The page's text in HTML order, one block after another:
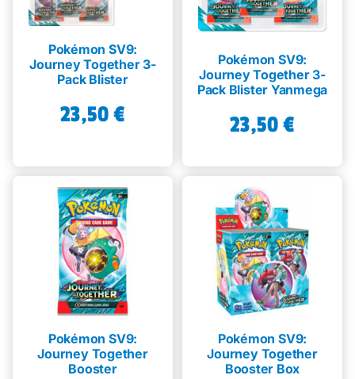
Ennakot
Greidatut kortit
Irtokortit
Greidauspalvelu
Pokémon SV9:
Journey Together 3-
Pack Blister
23,50€
Pokémon SV9:
Journey Together 3-
Pack Blister Yanmega
23,50€
Pokémon SV9:
Journey Together
Booster
Pokémon SV9:
Journey Together
Booster Box